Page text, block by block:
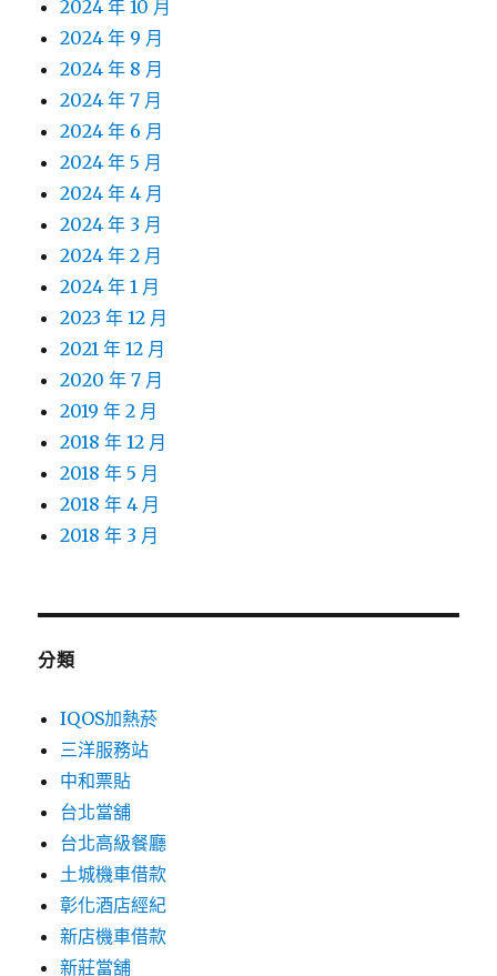
2024 年 10 月
2024 年 9 月
2024 年 8 月
2024 年 7 月
2024 年 6 月
2024 年 5 月
2024 年 4 月
2024 年 3 月
2024 年 2 月
2024 年 1 月
2023 年 12 月
2021 年 12 月
2020 年 7 月
2019 年 2 月
2018 年 12 月
2018 年 5 月
2018 年 4 月
2018 年 3 月
分類
IQOS加熱菸
三洋服務站
中和票貼
台北當舖
台北高級餐廳
土城機車借款
彰化酒店經紀
新店機車借款
新莊當舖